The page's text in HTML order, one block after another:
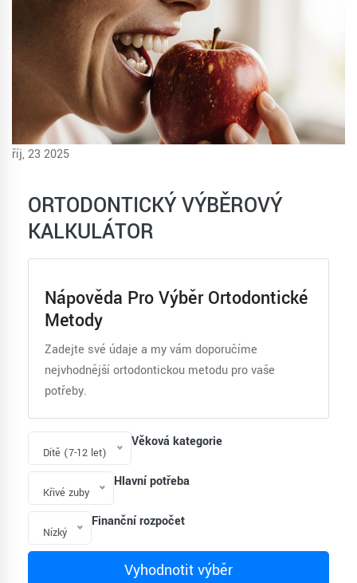
říj, 23 2025
ORTODONTICKÝ VÝBĚROVÝ
KALKULÁTOR
Nápověda Pro Výběr Ortodontické
Metody
Zadejte své údaje a my vám doporučíme
nejvhodnější ortodontickou metodu pro vaše
potřeby.
Věková kategorie
Dítě (7-12 let)
Hlavní potřeba
Křivé zuby
Finanční rozpočet
Nízký
Vyhodnotit výběr